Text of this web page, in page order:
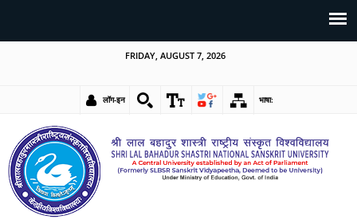
FRIDAY, AUGUST 7, 2026
लॉग-इन भाषा: